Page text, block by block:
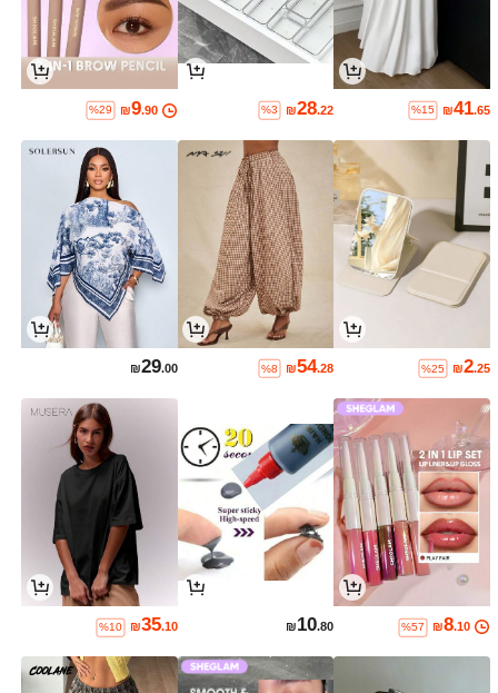
₪41.65
%15
₪28.22
%3
₪9.90
%29
₪2.25
%25
₪54.28
%8
₪29.00
₪8.10
%57
₪10.80
₪35.10
%10